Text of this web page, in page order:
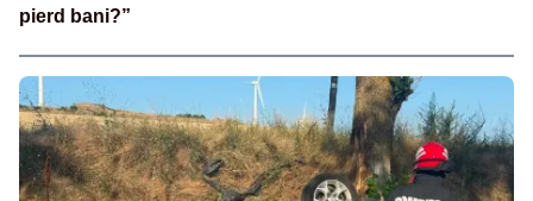
pierd bani?”